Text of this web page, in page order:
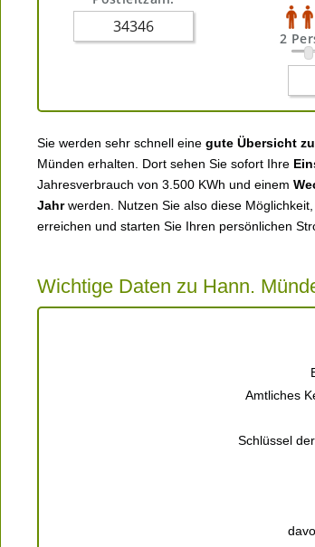
2
Sie werden sehr schnell eine gute Übersicht
Münden erhalten. Dort sehen Sie sofort Ihre
Jahresverbrauch von 3.500 KWh und einem
Jahrwerden. Nutzen Sie also diese
erreichen und starten Sie Ihren persönlichen
Wichtige Daten zu Hann.
Amtliches
Schlüssel